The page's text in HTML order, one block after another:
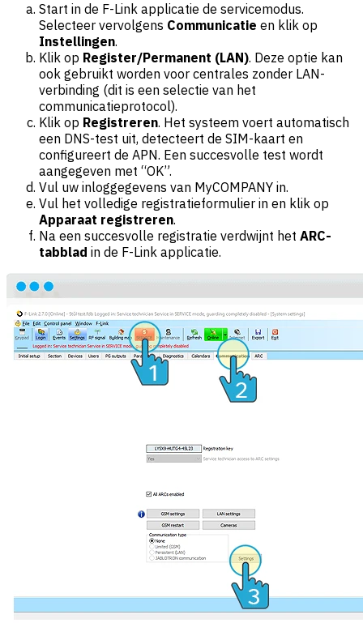
Start in de F-Link applicatie de servicemodus.
Selecteer vervolgens Communicatie en klik op
Instellingen.
Klik op Register/Permanent (LAN). Deze optie kan
ook gebruikt worden voor centrales zonder LAN-
verbinding (dit is een selectie van het
communicatieprotocol).
Klik op Registreren. Het systeem voert automatisch
een DNS-test uit, detecteert de SIM-kaart en
configureert de APN. Een succesvolle test wordt
aangegeven met “OK”.
Vul uw inloggegevens van MyCOMPANY in.
Vul het volledige registratieformulier in en klik op
Apparaat registreren.
Na een succesvolle registratie verdwijnt het ARC-
tabblad in de F-Link applicatie.